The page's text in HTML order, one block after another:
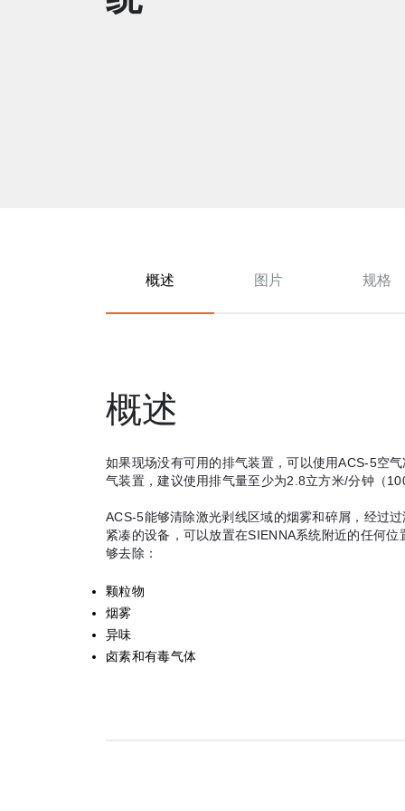
概述 图片 规格
概述
如果现场没有可用的排气装置，可以使用ACS-5空
气装置，建议使用排气量至少为2.8立方米/分钟（
ACS-5能够清除激光剥线区域的烟雾和碎屑，经过
紧凑的设备，可以放置在SIENNA系统附近的任何
够去除：
颗粒物
烟雾
异味
卤素和有毒气体